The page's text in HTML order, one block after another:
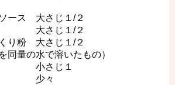
ース 大さじ１/２
大さじ１/２
り粉 大さじ１/２
同量の水で溶いたもの）
さじ１
少々